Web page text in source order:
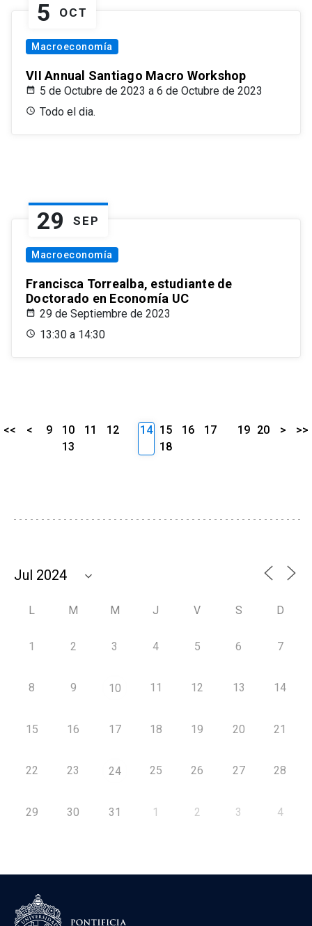
5 OCT
Macroeconomía
VII Annual Santiago Macro Workshop
5 de Octubre de 2023 a 6 de Octubre de 2023
Todo el dia.
29 SEP
Macroeconomía
Francisca Torrealba, estudiante de
Doctorado en Economía UC
29 de Septiembre de 2023
13:30 a 14:30
<< < 9 10 11
12
13
14 15 16
17
18
19 20 > >>
L M M J V S D
1 2 3 4 5 6 7
8 9 10 11 12 13 14
15 16 17 18 19 20 21
22 23 24 25 26 27 28
29 30 31 1 2 3 4